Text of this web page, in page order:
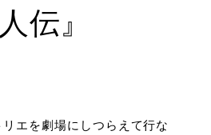
伝』
エを劇場にしつらえて行な